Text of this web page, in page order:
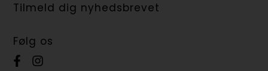
Tilmeld dig nyhedsbrevet
Følg os